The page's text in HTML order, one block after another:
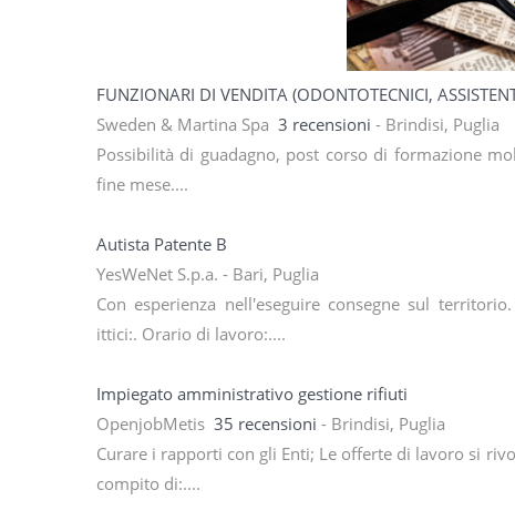
FUNZIONARI DI VENDITA (ODONTOTECNICI,
Sweden & Martina Spa 3 recensioni - Brindisi, Puglia
Possibilità di guadagno, post corso di formazione
fine mese....
Autista Patente B
YesWeNet S.p.a. - Bari, Puglia
Con esperienza nell'eseguire consegne sul
ittici:. Orario di lavoro:....
Impiegato amministrativo gestione rifiuti
OpenjobMetis 35 recensioni - Brindisi, Puglia
Curare i rapporti con gli Enti; Le offerte di lavoro si
compito di:....